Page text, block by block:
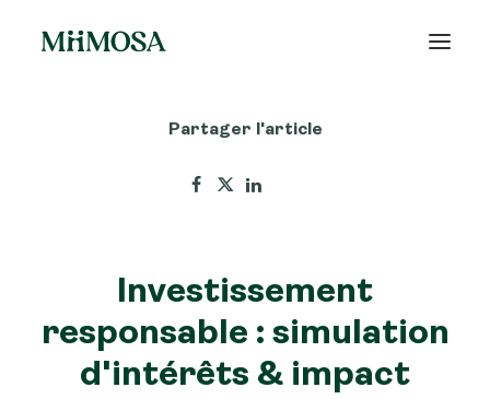
Découvrir MiiMOSA
Partager l'article
Investissement
responsable : simulation
d'intérêts & impact